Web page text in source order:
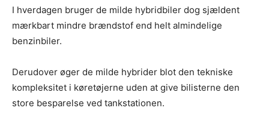
I hverdagen bruger de milde hybridbiler dog sjældent
mærkbart mindre brændstof end helt almindelige
benzinbiler.
Derudover øger de milde hybrider blot den tekniske
kompleksitet i køretøjerne uden at give bilisterne den
store besparelse ved tankstationen.